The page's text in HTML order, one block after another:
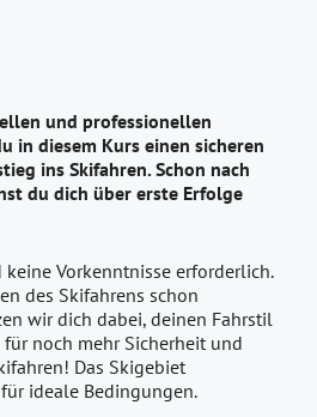
und professionellen
in diesem Kurs einen sicheren
ins Skifahren. Schon nach
du dich über erste Erfolge
Vorkenntnisse erforderlich.
des Skifahrens schon
wir dich dabei, deinen Fahrstil
noch mehr Sicherheit und
Das Skigebiet
ideale Bedingungen.